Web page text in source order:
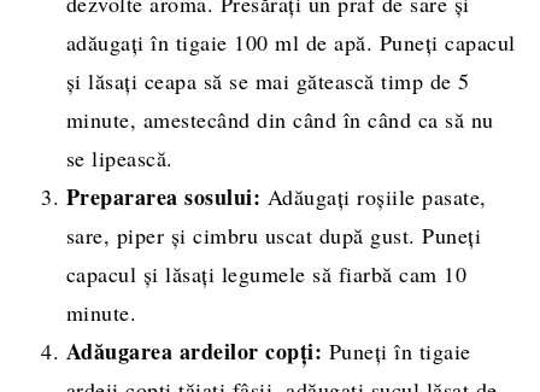
adăugați în tigaie 100 ml de apă. Puneți capacul
și lăsați ceapa să se mai gătească timp de 5
minute, amestecând din când în când ca să nu
se lipească.
Prepararea sosului: Adăugați roșiile pasate,
sare, piper și cimbru uscat după gust. Puneți
capacul și lăsați legumele să fiarbă cam 10
minute.
Adăugarea ardeilor copți: Puneți în tigaie